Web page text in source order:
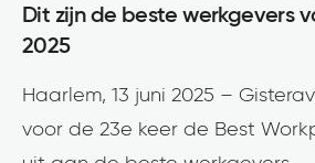
Dit zijn de beste werkgevers
2025
Haarlem, 13 juni 2025 –
voor de 23e keer de Best